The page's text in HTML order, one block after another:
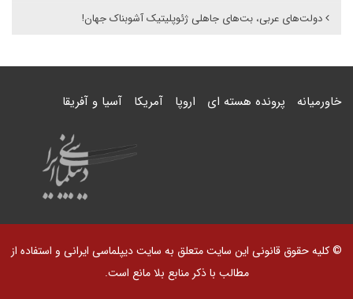
دولت‌های عربی، بت‌های جاهلی ژئوپلیتیک آشوبناک جهان!
خاورمیانه پرونده هسته ای اروپا آمریکا آسیا و آفریقا
© کلیه حقوق قانونی این سایت متعلق به سایت دیپلماسی ایرانی و استفاده از
مطالب با ذکر منابع بلا مانع است.